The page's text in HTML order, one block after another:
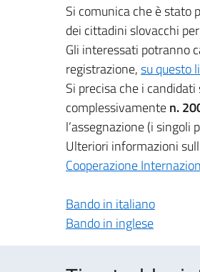
Si comunica che è stato
dei cittadini slovacchi
Gli interessati potranno
registrazione,su questo
Si precisa che i
complessivamenten.
l’assegnazione (i
Ulteriori informazioni
Cooperazione
Bando in italiano
Bando in inglese